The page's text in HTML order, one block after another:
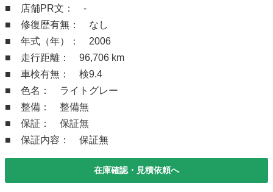
■ 店舗PR文： -
■ 修復歴有無： なし
■ 年式（年）： 2006
■ 走行距離： 96,706 km
■ 車検有無： 検9.4
■ 色名： ライトグレー
■ 整備： 整備無
■ 保証： 保証無
■ 保証内容： 保証無
在庫確認・見積依頼へ